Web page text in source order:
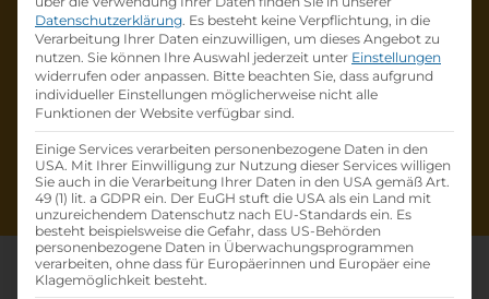
ÖAMTC Oberösterreichist schonbesetzt
Firmenprofil besuchen
Andere Lehrstelle suchen
Datenschutzerklärung. Es besteht keine Verpflichtung, in die
Verarbeitung Ihrer Daten einzuwilligen, um dieses Angebot zu
nutzen. Sie können Ihre Auswahl jederzeit unter Einstellungen
widerrufen oder anpassen. Bitte beachten Sie, dass aufgrund
individueller Einstellungen möglicherweise nicht alle
Funktionen der Website verfügbar sind.
Einige Services verarbeiten personenbezogene Daten in den
USA. Mit Ihrer Einwilligung zur Nutzung dieser Services willigen
Sie auch in die Verarbeitung Ihrer Daten in den USA gemäß Art.
49 (1) lit. a GDPR ein. Der EuGH stuft die USA als ein Land mit
unzureichendem Datenschutz nach EU-Standards ein. Es
besteht beispielsweise die Gefahr, dass US-Behörden
personenbezogene Daten in Überwachungsprogrammen
verarbeiten, ohne dass für Europäerinnen und Europäer eine
Klagemöglichkeit besteht.